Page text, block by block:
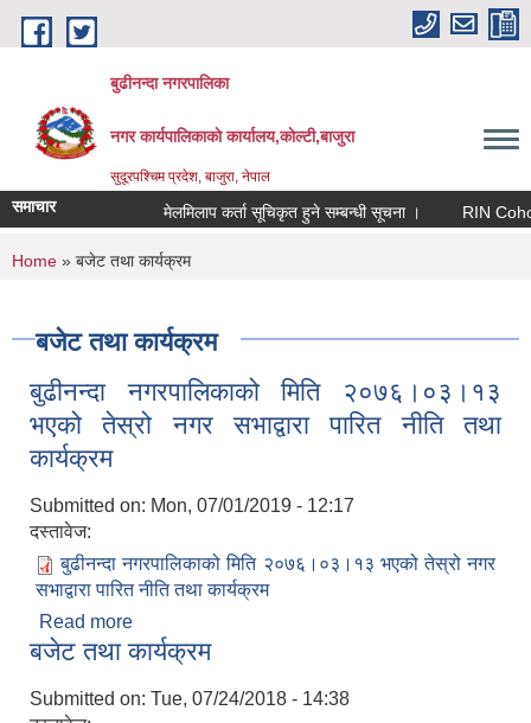
Skip to main content
बुढीनन्दा नगरपालिका
नगर कार्यपालिकाकाे कार्यालय,काेल्टी,बाजुरा
सुदूरपश्चिम प्रदेश, बाजुरा, नेपाल
समाचार मेलमिलाप कर्ता सूचिकृत हुने सम्बन्धी सूचना । RIN Cohor
You are here
Home » बजेट तथा कार्यक्रम
बजेट तथा कार्यक्रम
बुढीनन्दा नगरपालिकाको मिति २०७६।०३।१३
भएको तेस्रो नगर सभाद्वारा पारित नीति तथा
कार्यक्रम
Submitted on: Mon, 07/01/2019 - 12:17
दस्तावेज:
बुढीनन्दा नगरपालिकाको मिति २०७६।०३।१३ भएको तेस्रो नगर
सभाद्वारा पारित नीति तथा कार्यक्रम
Read more
भएको तेस्रो नगर सभाद्वारा पारित नीति तथा कार्यक्रम
बजेट तथा कार्यक्रम
Submitted on: Tue, 07/24/2018 - 14:38